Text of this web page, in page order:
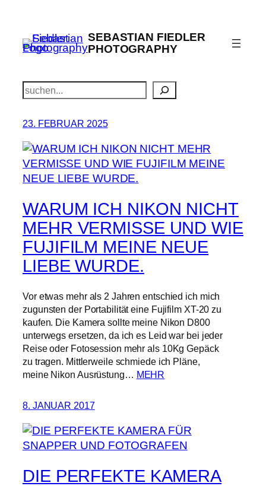
springen
SEBASTIAN FIEDLER
PHOTOGRAPHY
Suchen
23. FEBRUAR 2025
WARUM ICH NIKON NICHT
MEHR VERMISSE UND WIE
FUJIFILM MEINE NEUE
LIEBE WURDE.
Vor etwas mehr als 2 Jahren entschied ich mich
zugunsten der Portabilität eine Fujifilm XT-20 zu
kaufen. Die Kamera sollte meine Nikon D800
unterwegs ersetzen, da ich es Leid war bei jeder
Reise oder Fotosession mehr als 10Kg Gepäck
zu tragen. Mittlerweile schmiede ich Pläne,
meine Nikon Ausrüstung… MEHR
8. JANUAR 2017
DIE PERFEKTE KAMERA